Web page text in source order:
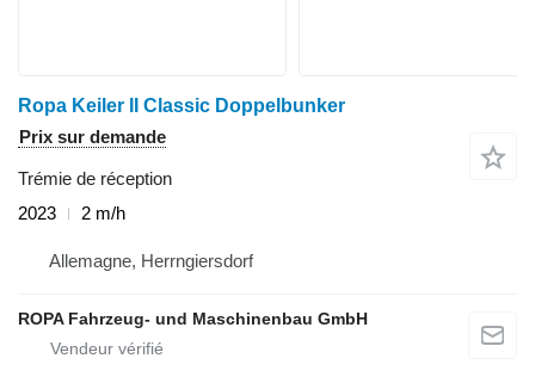
Ropa Keiler II Classic Doppelbunker
Prix sur demande
Trémie de réception
2023
2 m/h
Allemagne, Herrngiersdorf
ROPA Fahrzeug- und Maschinenbau GmbH